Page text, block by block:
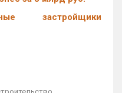
застройщики